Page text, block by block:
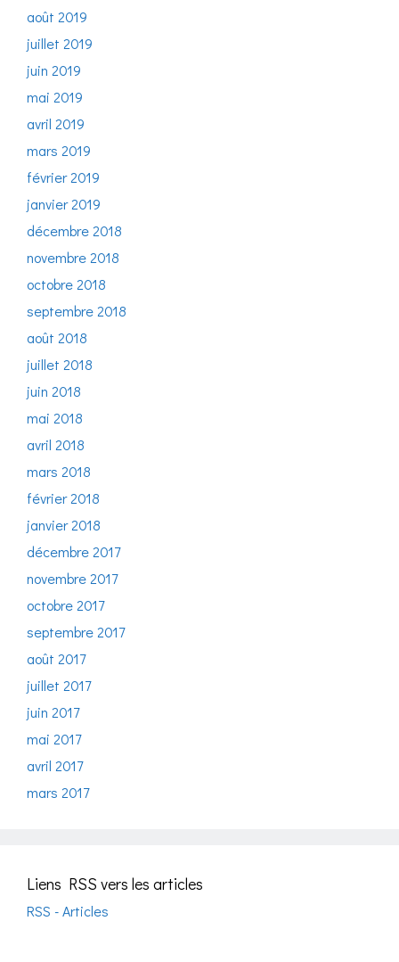
août 2019
juillet 2019
juin 2019
mai 2019
avril 2019
mars 2019
février 2019
janvier 2019
décembre 2018
novembre 2018
octobre 2018
septembre 2018
août 2018
juillet 2018
juin 2018
mai 2018
avril 2018
mars 2018
février 2018
janvier 2018
décembre 2017
novembre 2017
octobre 2017
septembre 2017
août 2017
juillet 2017
juin 2017
mai 2017
avril 2017
mars 2017
Liens RSS vers les articles
RSS - Articles